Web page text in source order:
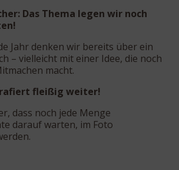
Das Thema legen wir noch
Jahr denken wir bereits über ein
– vielleicht mit einer Idee, die noch
macht.
fleißig weiter!
dass noch jede Menge
darauf warten, im Foto